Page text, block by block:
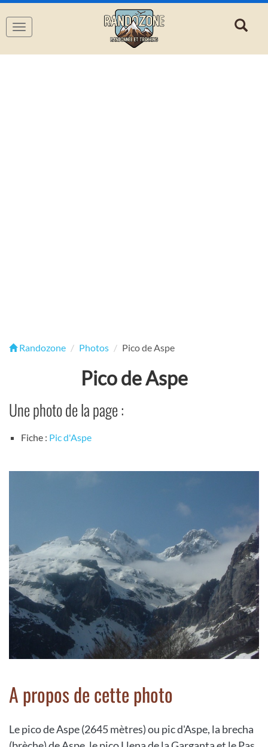
Navigation
Randozone Photos Pico de Aspe
Pico de Aspe
Une photo de la page :
Fiche : Pic d'Aspe
A propos de cette photo
Le pico de Aspe (2645 mètres) ou pic d'Aspe, la brecha